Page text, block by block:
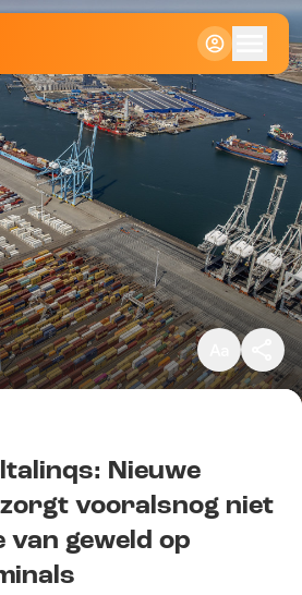
Klein
Standaard
Groot
Nieuwe
vooralsnog niet
van geweld op